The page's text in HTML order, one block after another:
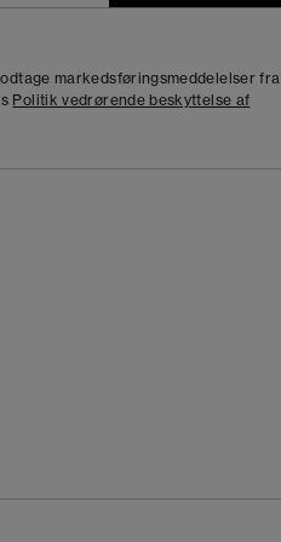
markedsføringsmeddelelser fra
Politik vedrørende beskyttelse af